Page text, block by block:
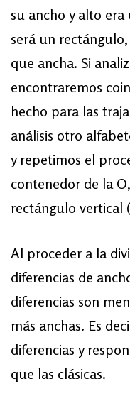
su ancho y alto
será un
que ancha. Si
encontraremos
hecho para las
análisis otro
y repetimos el
contenedor de la
rectángulo vertical
Al proceder a la
diferencias de
diferencias son
más anchas. Es
diferencias y
que las clásicas.